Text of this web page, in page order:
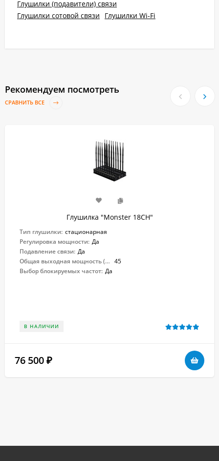
Глушилки (подавители) связи
Глушилки сотовой связи
Глушилки Wi-Fi
Рекомендуем посмотреть
СРАВНИТЬ ВСЕ
Глушилка "Monster 18CH"
Тип глушилки: стационарная
Регулировка мощности: Да
Подавление связи: Да
Общая выходная мощность (Вт): 45
Выбор блокируемых частот: Да
В НАЛИЧИИ
76 500 ₽